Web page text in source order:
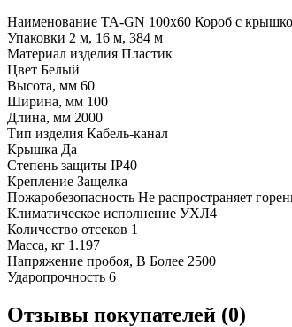
Наименование TA-GN 100x60 Короб с
Упаковки 2 м, 16 м, 384 м
Материал изделия Пластик
Цвет Белый
Высота, мм 60
Ширина, мм 100
Длина, мм 2000
Тип изделия Кабель-канал
Крышка Да
Степень защиты IP40
Крепление Защелка
Пожаробезопасность Не распространяет
Климатическое исполнение УХЛ4
Количество отсеков 1
Масса, кг 1.197
Напряжение пробоя, В Более 2500
Ударопрочность 6
Отзывы покупателей (0)